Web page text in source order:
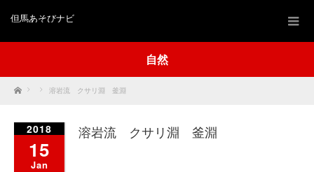
但馬あそびナビ
自然
Home 溶岩流 クサリ淵 釜淵
2018
15
Jan
溶岩流 クサリ淵 釜淵